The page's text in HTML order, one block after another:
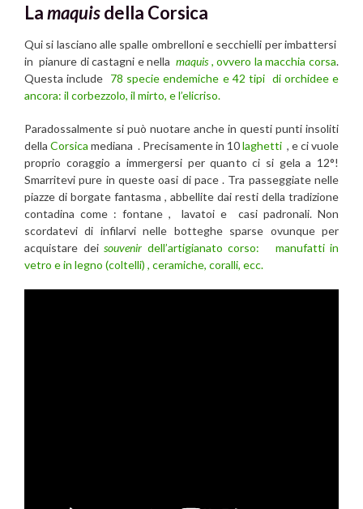
Lamaquisdella Corsica
Qui si lasciano alle spalle ombrelloni e secchielli per imbattersi
in pianure di castagni e nellamaquis, ovvero la macchia corsa.
Questa include 78 specie endemiche e 42 tipi di orchidee e
ancora: il corbezzolo, il mirto, e l’elicriso.
Paradossalmente si può nuotare anche in questi punti insoliti
della Corsica mediana . Precisamente in 10laghetti , e ci vuole
proprio coraggio a immergersi per quanto ci si gela a 12°!
Smarritevi pure in queste oasi di pace . Tra passeggiate nelle
piazze di borgate fantasma , abbellite dai resti della tradizione
contadina come : fontane , lavatoi e casi padronali. Non
scordatevi di infilarvi nelle botteghe sparse ovunque per
acquistare dei souvenir dell’artigianato corso: manufatti in
vetro e in legno (coltelli) , ceramiche, coralli, ecc.